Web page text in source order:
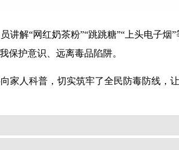
解“网红奶茶粉”“跳跳糖”“上头电子烟
保护意识、远离毒品陷阱。
家人科普，切实筑牢了全民防毒防线，